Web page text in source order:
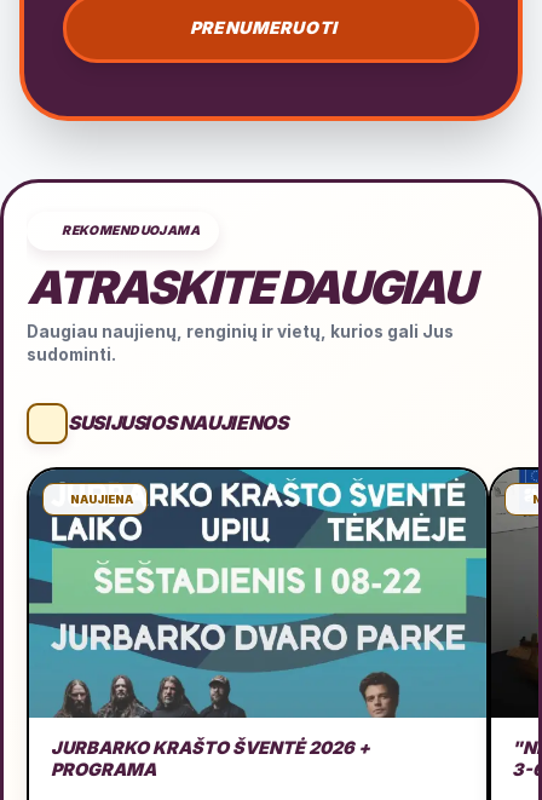
PRENUMERUOTI
REKOMENDUOJAMA
ATRASKITE DAUGIAU
Daugiau naujienų, renginių ir vietų, kurios gali Jus
sudominti.
SUSIJUSIOS NAUJIENOS
NAUJIENA
JURBARKO KRAŠTO ŠVENTĖ 2026 +
PROGRAMA
3-